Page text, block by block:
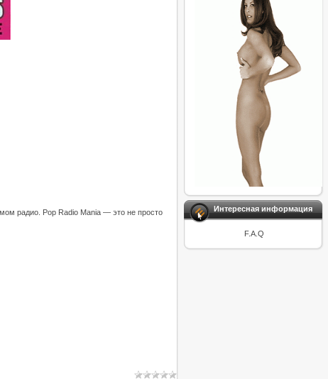
радио. Pop Radio Mania — это не просто
Интересная информация
F.A.Q